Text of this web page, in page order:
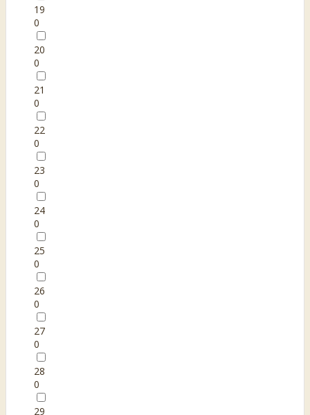
19
0
20
0
21
0
22
0
23
0
24
0
25
0
26
0
27
0
28
0
29